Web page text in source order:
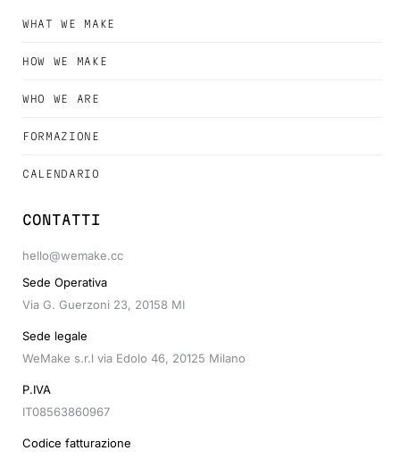
WHAT WE MAKE
HOW WE MAKE
WHO WE ARE
FORMAZIONE
CALENDARIO
CONTATTI
hello@wemake.cc
Sede Operativa
Via G. Guerzoni 23, 20158 MI
Sede legale
WeMake s.r.l via Edolo 46, 20125 Milano
P.IVA
IT08563860967
Codice fatturazione